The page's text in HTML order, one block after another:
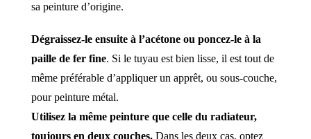
sa peinture d’origine.
Dégraissez-le ensuite à l’acétone ou poncez-le à la
paille de fer fine. Si le tuyau est bien lisse, il est tout de
même préférable d’appliquer un apprêt, ou sous-couche,
pour peinture métal.
Utilisez la même peinture que celle du radiateur,
toujours en deux couches. Dans les deux cas, optez